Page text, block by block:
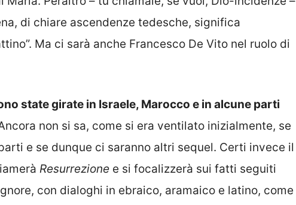
di chiare ascendenze tedesche, significa
Ma ci sarà anche Francesco De Vito nel ruolo di
state girate in Israele, Marocco e in alcune parti
non si sa, come si era ventilato inizialmente, se
e se dunque ci saranno altri sequel. Certi invece il
Resurrezione e si focalizzerà sui fatti seguiti
con dialoghi in ebraico, aramaico e latino, come